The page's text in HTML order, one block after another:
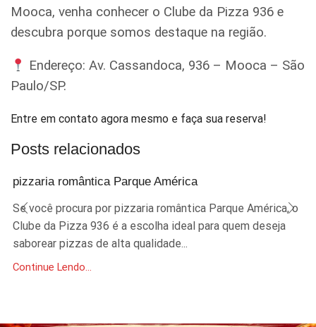
Mooca, venha conhecer o Clube da Pizza 936 e
descubra porque somos destaque na região.
Endereço: Av. Cassandoca, 936 – Mooca – São
Paulo/SP.
Entre em contato agora mesmo e faça sua reserva!
Posts relacionados
pizzaria romântica Parque América
Se você procura por pizzaria romântica Parque América, o
Clube da Pizza 936 é a escolha ideal para quem deseja
saborear pizzas de alta qualidade...
Continue Lendo...